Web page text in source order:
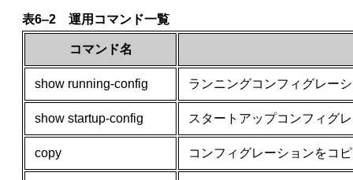
表6‒2 運用コマンド一覧
コマンド名
show running-config ランニングコンフィグレー
show startup-config スタートアップコンフィグ
copy コンフィグレーションをコ